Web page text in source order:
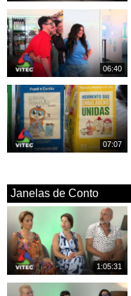
06:40
07:07
Janelas de Conto
1:05:31